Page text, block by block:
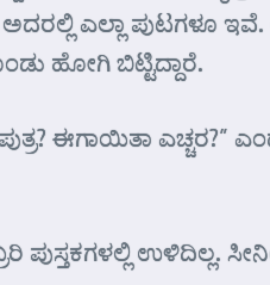
ಎಲ್ಲಾ ಪುಟಗಳೂ
ಹೋಗಿ ಬಿಟ್ಟಿದ್ದಾರೆ.
ಈಗಾಯಿತಾ ಎಚ್ಚರ?”
ಪುಸ್ತಕಗಳಲ್ಲಿ ಉಳಿದಿಲ್ಲ.